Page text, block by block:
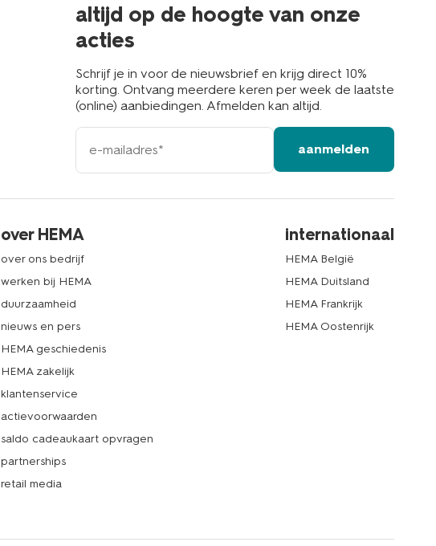
altijd op de hoogte van onze
acties
Schrijf je in voor de nieuwsbrief en krijg direct 10%
korting. Ontvang meerdere keren per week de laatste
(online) aanbiedingen. Afmelden kan altijd.
e-
mailadres
aanmelden
over HEMA
over ons bedrijf
werken bij HEMA
duurzaamheid
nieuws en pers
HEMA geschiedenis
HEMA zakelijk
klantenservice
actievoorwaarden
saldo cadeaukaart opvragen
partnerships
retail media
internationaal
HEMA België
HEMA Duitsland
HEMA Frankrijk
HEMA Oostenrijk